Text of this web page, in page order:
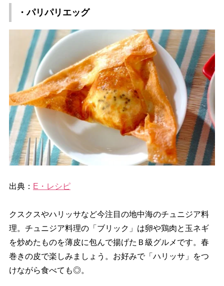
・パリパリエッグ
出典： E・レシピ
クスクスやハリッサなど今注目の地中海のチュニジア料
理。チュニジア料理の「ブリック」は卵や鶏肉と玉ネギ
を炒めたものを薄皮に包んで揚げたＢ級グルメです。春
巻きの皮で楽しみましょう。お好みで「ハリッサ」をつ
けながら食べても◎。